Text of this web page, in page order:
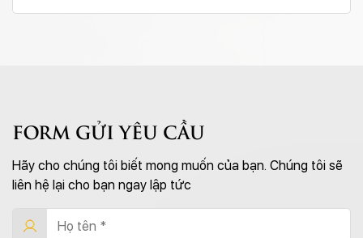
FORM GỬI YÊU CẦU
Hãy cho chúng tôi biết mong muốn của bạn. Chúng tôi sẽ
liên hệ lại cho bạn ngay lập tức